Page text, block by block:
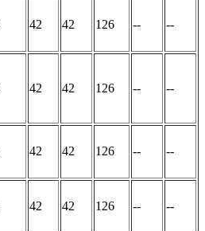
42 42 126 -- --
42 42 126 -- --
42 42 126 -- --
42 42 126 -- --